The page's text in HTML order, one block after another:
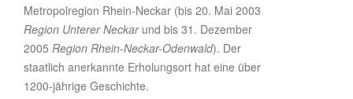
Metropolregion Rhein-Neckar (bis 20. Mai 2003
Region Unterer Neckarund bis 31. Dezember
2005 Region Rhein-Neckar-Odenwald). Der
staatlich anerkannte Erholungsort hat eine über
1200-jährige Geschichte.